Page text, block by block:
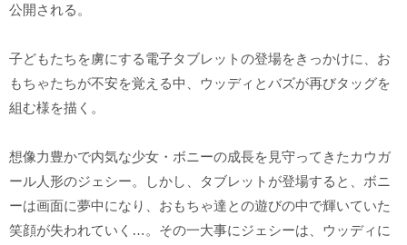
公開される。
子どもたちを虜にする電子タブレットの登場をきっかけに、お
もちゃたちが不安を覚える中、ウッディとバズが再びタッグを
組む様を描く。
想像力豊かで内気な少女・ボニーの成長を見守ってきたカウガ
ール人形のジェシー。しかし、タブレットが登場すると、ボニ
ーは画面に夢中になり、おもちゃ達との遊びの中で輝いていた
笑顔が失われていく…。その一大事にジェシーは、ウッディに